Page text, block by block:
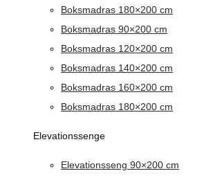
Boksmadras 180×200 cm
Boksmadras 90×200 cm
Boksmadras 120×200 cm
Boksmadras 140×200 cm
Boksmadras 160×200 cm
Boksmadras 180×200 cm
Elevationssenge
Elevationsseng 90×200 cm